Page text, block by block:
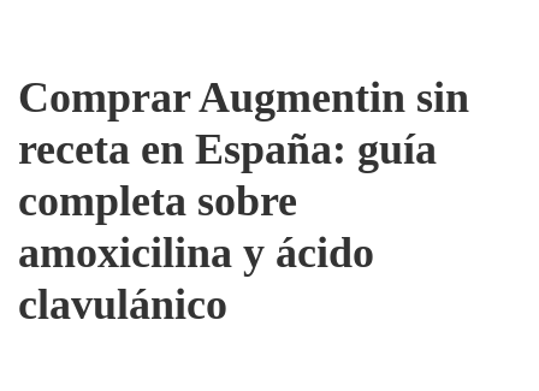
Comprar Augmentin sin
receta en España: guía
completa sobre
amoxicilina y ácido
clavulánico